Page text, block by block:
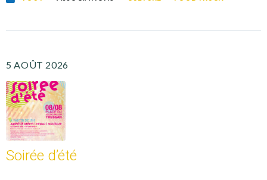
5 AOÛT 2026
Soirée d’été